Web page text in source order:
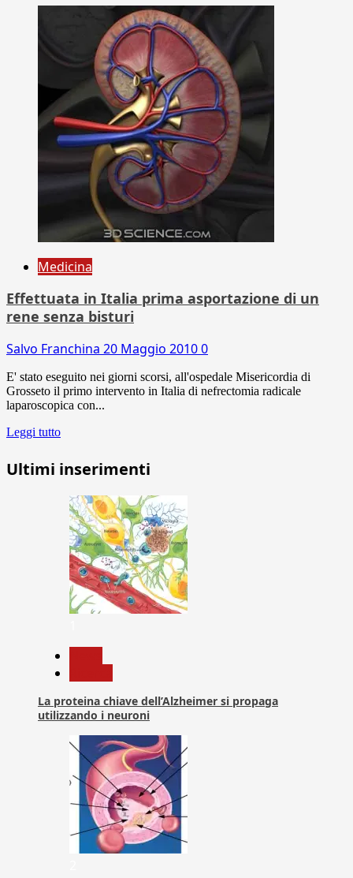
Medicina
Effettuata in Italia prima asportazione di un
rene senza bisturi
Salvo Franchina 20 Maggio 20100
E' stato eseguito nei giorni scorsi, all'ospedale Misericordia di
Grosseto il primo intervento in Italia di nefrectomia radicale
laparoscopica con...
Leggi tutto
Ultimi inserimenti
La proteina chiave dell’Alzheimer si propaga
utilizzando i neuroni